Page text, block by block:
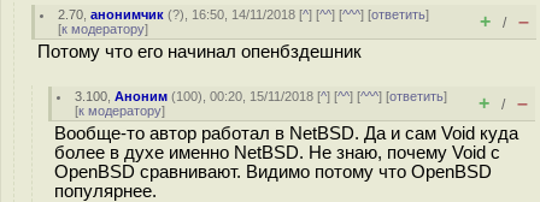
2.70 ,анонимчик (?), 16:50, 14/11/2018 [^] [^^] [^^^] [ответить]
[к модератору] + / –
Потому что его начинал опенбздешник
3.100 ,Аноним (100), 00:20, 15/11/2018 [^] [^^] [^^^] [ответить]
[к модератору] + / –
Вообще-то автор работал в NetBSD. Да и сам Void куда
более в духе именно NetBSD. Не знаю, почему Void с
OpenBSD сравнивают. Видимо потому что OpenBSD
популярнее.